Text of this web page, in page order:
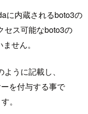
に内蔵されるboto3の
セス可能なboto3の
せん。
うに記載し、
を付与する事で
。